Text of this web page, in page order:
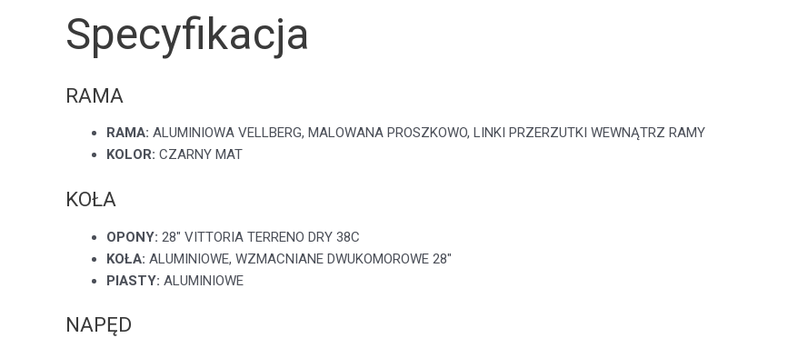
Specyfikacja
RAMA
RAMA: ALUMINIOWA VELLBERG, MALOWANA PROSZKOWO, LINKI PRZERZUTKI WEWNĄTRZ RAMY
KOLOR: CZARNY MAT
KOŁA
OPONY: 28″ VITTORIA TERRENO DRY 38C
KOŁA: ALUMINIOWE, WZMACNIANE DWUKOMOROWE 28″
PIASTY: ALUMINIOWE
NAPĘD